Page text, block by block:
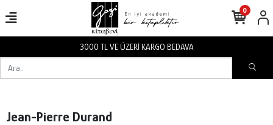
3000 TL VE ÜZERİ KARGO BEDAVA
0
Jean-Pierre Durand